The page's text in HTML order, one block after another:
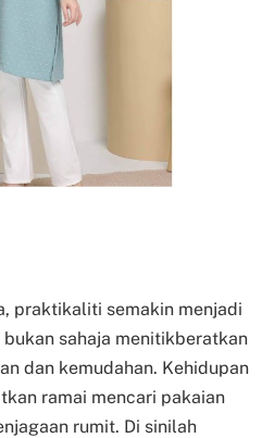
praktikaliti semakin menjadi
sahaja menitikberatkan
dan kemudahan. Kehidupan
ramai mencari pakaian
rumit. Di sinilah